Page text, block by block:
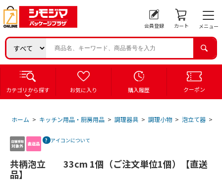
会員登録 カート メニュー
カテゴリから探す お気に入り 購入履歴 クーポン
ホーム > キッチン用品・厨房用品 > 調理器具 > 調理小物 > 泡立て器 >
アイコンについて
共柄泡立 33cm 1個（ご注文単位1個）【直送
品】